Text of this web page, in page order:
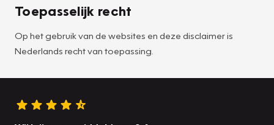
Toepasselijk recht
Op het gebruik van de websites en deze disclaimer is
Nederlands recht van toepassing.